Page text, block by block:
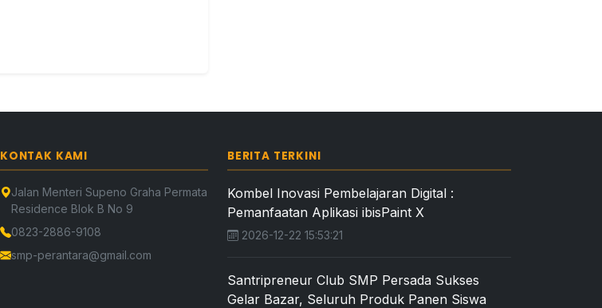
KONTAK KAMI
Jalan Menteri Supeno Graha Permata
Residence Blok B No 9
0823-2886-9108
smp-perantara@gmail.com
BERITA TERKINI
Kombel Inovasi Pembelajaran Digital :
Pemanfaatan Aplikasi ibisPaint X
2026-12-22 15:53:21
Santripreneur Club SMP Persada Sukses
Gelar Bazar, Seluruh Produk Panen Siswa